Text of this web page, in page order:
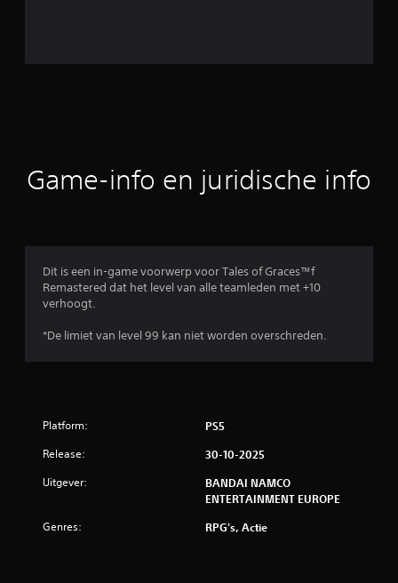
e
n
Game-info en juridische info
Dit is een in-game voorwerp voor Tales of Graces™f
Remastered dat het level van alle teamleden met +10
verhoogt.
*De limiet van level 99 kan niet worden overschreden.
Platform: PS5
Release: 30-10-2025
Uitgever:
BANDAI NAMCO
ENTERTAINMENT EUROPE
Genres: RPG's, Actie